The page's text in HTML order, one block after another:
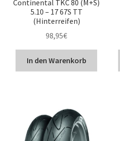
Continental TKC 80 (M+S)
5.10 – 17 67S TT
(Hinterreifen)
98,95€
In den Warenkorb